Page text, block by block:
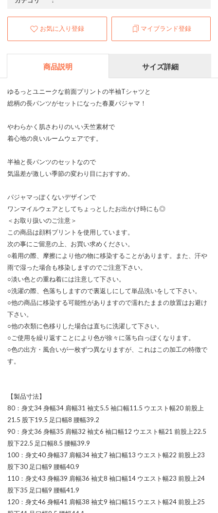
お気に入り登録 マイブランド登録
商品説明 サイズ詳細
ゆるっとユニークな前面プリントの半袖Tシャツと
総柄の長パンツがセットになった春夏パジャマ！
やわらかく肌さわりのいい天竺素材で
着心地の良いルームウェアです。
半袖と長パンツのセットなので
気温差が激しい季節の変わり目におすすめ。
パジャマっぽくないデザインで
ワンマイルウェアとしてちょっとしたお出かけ時にも◎
＜お取り扱いのご注意＞
この商品は顔料プリントを使用しています。
次の事にご留意の上、お買い求めください。
○着用の際、摩擦により他の物に移染することがあります。また、汗や
雨で湿った場合も移染しますのでご注意下さい。
○淡い色との重ね着には注意して下さい。
○洗濯の際、色落ちしますので裏返しにして単品洗いをして下さい。
○他の商品に移染する可能性がありますので濡れたままの放置はお避け
下さい。
○他の衣類に色移りした場合は直ちに洗濯して下さい。
○ご使用を繰り返すことにより色が徐々に落ち白っぽくなります。
○色の出方・風合いが一枚ずつ異なりますが、これはこの加工の特徴で
す。
【製品寸法】
80：身丈34 身幅34 肩幅31 袖丈5.5 袖口幅11.5 ウエスト幅20 前股上
21.5 股下19.5 足口幅8 腰幅39.2
90：身丈36 身幅35 肩幅32 袖丈6 袖口幅12 ウエスト幅21 前股上22.5
股下22.5 足口幅8.5 腰幅39.9
100：身丈40 身幅37 肩幅34 袖丈7 袖口幅13 ウエスト幅22 前股上23
股下30 足口幅9 腰幅40.9
110：身丈43 身幅39 肩幅36 袖丈8 袖口幅14 ウエスト幅23 前股上24
股下35 足口幅9 腰幅41.9
120：身丈46 身幅41 肩幅38 袖丈9 袖口幅15 ウエスト幅24 前股上25